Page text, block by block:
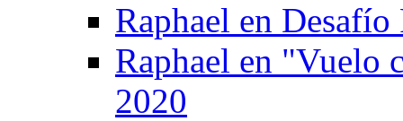
Raphael en
Raphael en "Vuelo
2020